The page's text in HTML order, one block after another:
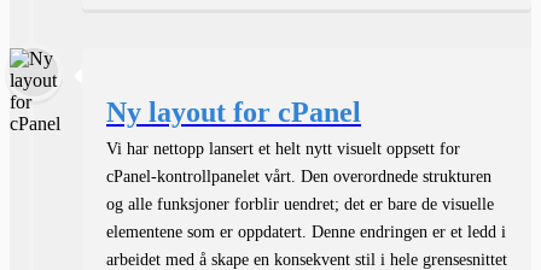
Ny layout for cPanel
Vi har nettopp lansert et helt nytt visuelt oppsett for
cPanel-kontrollpanelet vårt. Den overordnede strukturen
og alle funksjoner forblir uendret; det er bare de visuelle
elementene som er oppdatert. Denne endringen er et ledd i
arbeidet med å skape en konsekvent stil i hele grensesnittet